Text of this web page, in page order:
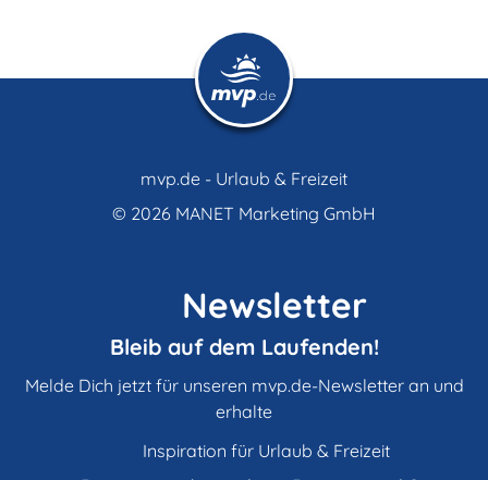
mvp.de - Urlaub & Freizeit
© 2026 MANET Marketing GmbH
Newsletter
Bleib auf dem Laufenden!
Melde Dich jetzt für unseren mvp.de-Newsletter an und
erhalte
Inspiration für Urlaub & Freizeit